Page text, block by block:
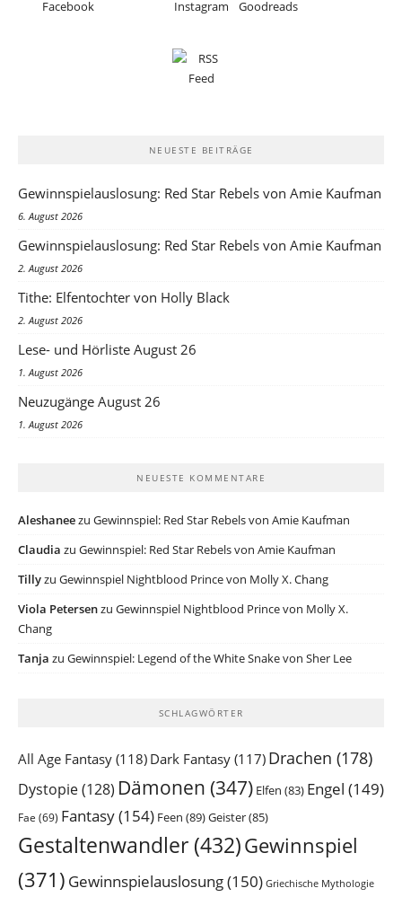
NEUESTE BEITRÄGE
Gewinnspielauslosung: Red Star Rebels von Amie Kaufman
6. August 2026
Gewinnspielauslosung: Red Star Rebels von Amie Kaufman
2. August 2026
Tithe: Elfentochter von Holly Black
2. August 2026
Lese- und Hörliste August 26
1. August 2026
Neuzugänge August 26
1. August 2026
NEUESTE KOMMENTARE
Aleshaneezu Gewinnspiel: Red Star Rebels von Amie Kaufman
Claudia zu Gewinnspiel: Red Star Rebels von Amie Kaufman
Tillyzu Gewinnspiel Nightblood Prince von Molly X. Chang
Viola Petersenzu Gewinnspiel Nightblood Prince von Molly X.
Chang
Tanja zu Gewinnspiel: Legend of the White Snake von Sher Lee
SCHLAGWÖRTER
All Age Fantasy (118) Dark Fantasy (117) Drachen (178)
Dystopie(128) Dämonen (347) Elfen (83) Engel (149)
Fae (69) Fantasy(154) Feen (89)Geister(85)
Gestaltenwandler (432)Gewinnspiel
(371) Gewinnspielauslosung(150) Griechische Mythologie